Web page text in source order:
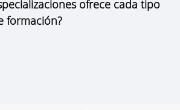
ofrece cada tipo
formación?